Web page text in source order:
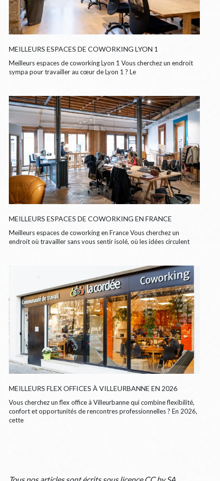
MEILLEURS ESPACES DE COWORKING LYON 1
Meilleurs espaces de coworking Lyon 1 Vous cherchez un endroit
sympa pour travailler au cœur de Lyon 1 ? Le
MEILLEURS ESPACES DE COWORKING EN FRANCE
Meilleurs espaces de coworking en France Vous cherchez un
endroit où travailler sans vous sentir isolé, où les idées circulent
MEILLEURS FLEX OFFICES À VILLEURBANNE EN 2026
Vous cherchez un flex office à Villeurbanne qui combine flexibilité,
confort et opportunités de rencontres professionnelles ? En 2026,
cette